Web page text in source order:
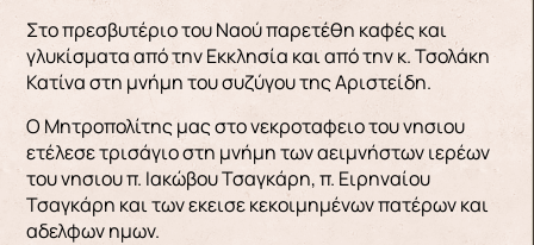
Στο πρεσβυτέριο του Ναού παρετέθη καφές και
γλυκίσματα από την Εκκλησία και από την κ. Τσολάκη
Κατίνα στη μνήμη του συζύγου της Αριστείδη.
Ο Μητροπολίτης μας στο νεκροταφειο του νησιου
ετέλεσε τρισάγιο στη μνήμη των αειμνήστων ιερέων
του νησιου π. Ιακώβου Τσαγκάρη, π. Ειρηναίου
Τσαγκάρη και των εκεισε κεκοιμημένων πατέρων και
αδελφων ημων.